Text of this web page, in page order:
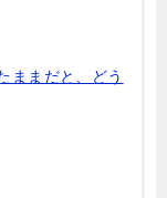
ままだと、どう